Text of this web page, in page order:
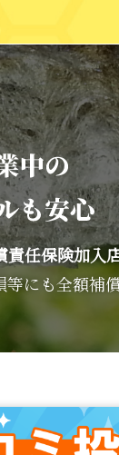
責任保険加
にも全額補